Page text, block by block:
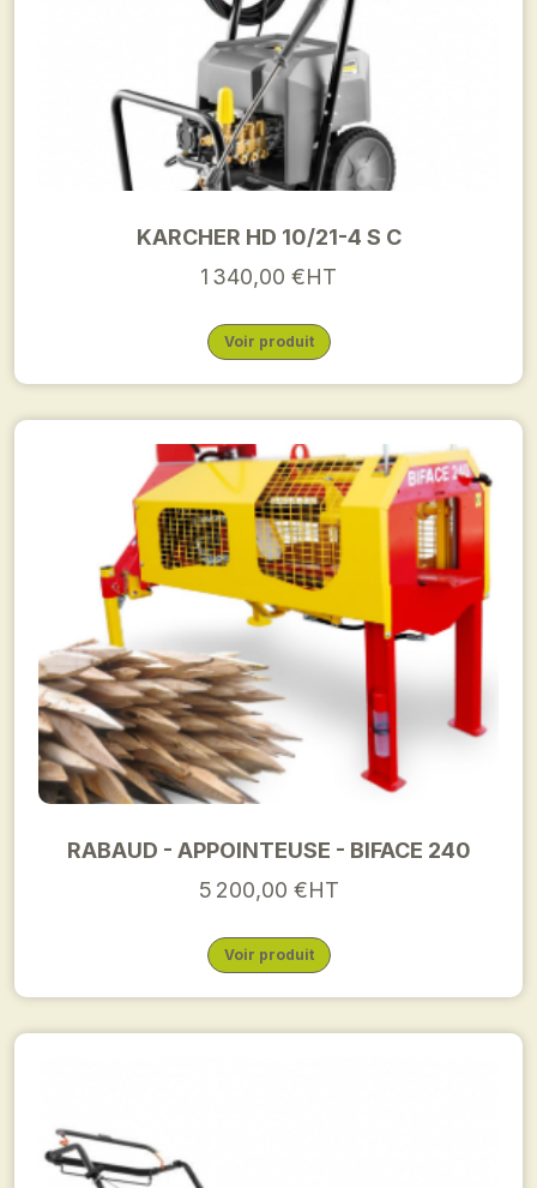
KARCHER HD 10/21-4 S C
1 340,00 €HT
Voir produit
RABAUD - APPOINTEUSE - BIFACE 240
5 200,00 €HT
Voir produit